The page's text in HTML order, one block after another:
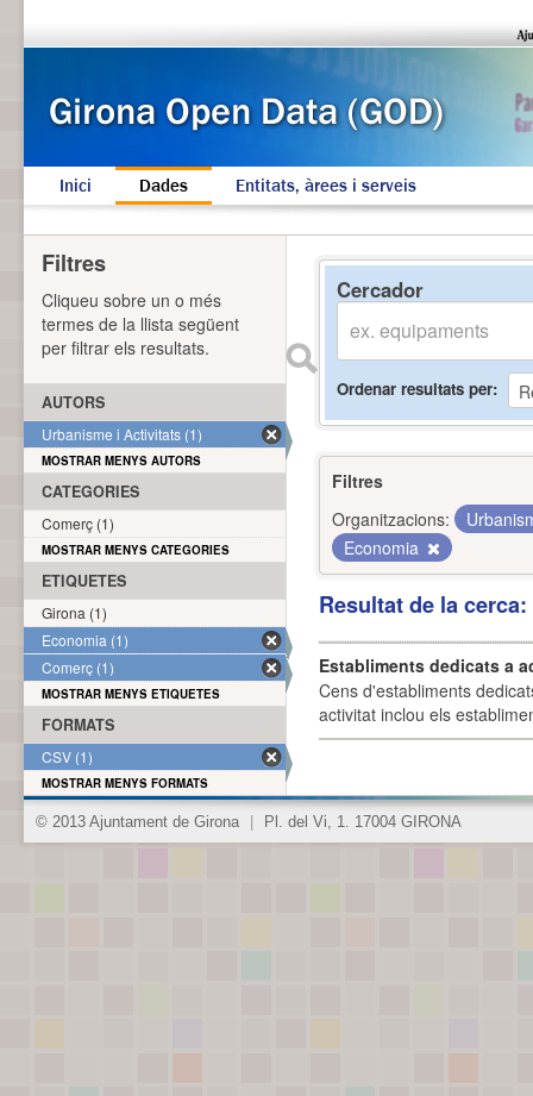
Inici Dades Entitats, àrees i serveis
Cercador
Ordenar resultats per
Filtres
Organitzacions:
Economia
Resultat de la
Establiments dedicats a
Cens d'establiments
activitat inclou els
Filtres
Cliqueu sobre un o més
termes de la llista següent
per filtrar els resultats.
AUTORS
Urbanisme i Activitats (1)
MOSTRAR MENYS AUTORS
CATEGORIES
Comerç (1)
MOSTRAR MENYS CATEGORIES
ETIQUETES
Girona (1)
Economia (1)
Comerç (1)
MOSTRAR MENYS ETIQUETES
FORMATS
CSV (1)
MOSTRAR MENYS FORMATS
© 2013 Ajuntament de Girona Pl. del Vi, 1. 17004 GIRONA